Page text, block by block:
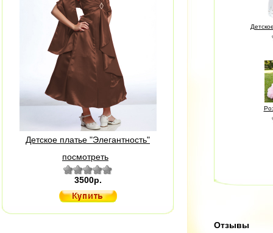
Детское платье "Элегантность"
посмотреть
3500р.
Отзывы